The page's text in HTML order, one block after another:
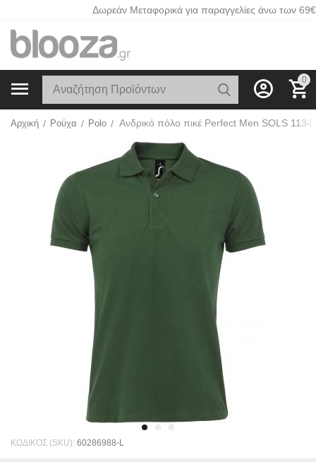
Δωρεάν Μεταφορικά για παραγγελίες άνω των 69€
0
Αρχική / Ρούχα / Polo /
ΚΩΔΙΚΟΣ (SKU): 60286988-L